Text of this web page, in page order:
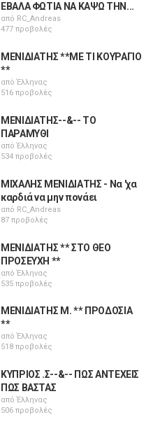
ΕΒΑΛΑ ΦΩΤΙΑ ΝΑ ΚΑΨΩ ΤΗΝ...
από RC_Andreas
477 προβολές
ΜΕΝΙΔΙΑΤΗΣ **ΜΕ ΤΙ ΚΟΥΡΑΓΙΟ
**
απόΈλληνας
516 προβολές
ΜΕΝΙΔΙΑΤΗΣ--&-- ΤΟ
ΠΑΡΑΜΥΘΙ
απόΈλληνας
534 προβολές
ΜΙΧΑΛΗΣ ΜΕΝΙΔΙΑΤΗΣ - Να 'χα
καρδιά να μην πονάει
από RC_Andreas
87 προβολές
ΜΕΝΙΔΙΑΤΗΣ ** ΣΤΟ ΘΕΟ
ΠΡΟΣΕΥΧΗ **
απόΈλληνας
535 προβολές
ΜΕΝΙΔΙΑΤΗΣ Μ. ** ΠΡΟΔΟΣΙΑ
**
απόΈλληνας
518 προβολές
ΚΥΠΡΙΟΣ .Σ--&-- ΠΩΣ ΑΝΤΕΧΕΙΣ
ΠΩΣ ΒΑΣΤΑΣ
απόΈλληνας
506 προβολές